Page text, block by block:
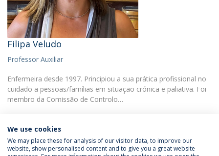
Filipa Veludo
Professor Auxiliar
Enfermeira desde 1997. Principiou a sua prática profissional no
cuidado a pessoas/famílias em situação crónica e paliativa. Foi
membro da Comissão de Controlo…
We use cookies
We may place these for analysis of our visitor data, to improve our
website, show personalised content and to give you a great website